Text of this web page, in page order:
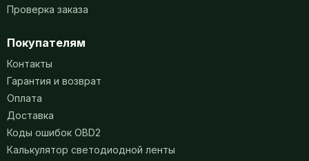
Проверка заказа
Покупателям
Контакты
Гарантия и возврат
Оплата
Доставка
Коды ошибок OBD2
Калькулятор светодиодной ленты